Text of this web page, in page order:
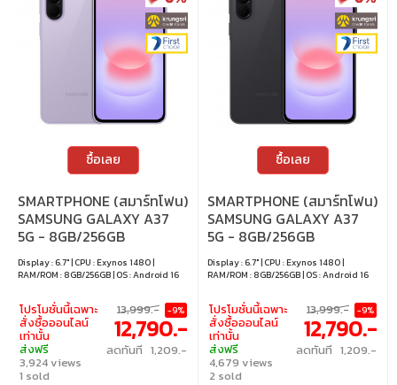
ซื้อเลย
SMARTPHONE (สมาร์ทโฟน)
SAMSUNG GALAXY A37
5G - 8GB/256GB
AWESOME LAVENDER
Display : 6.7" | CPU : Exynos 1480 |
RAM/ROM : 8GB/256GB | OS : Android 16
โปรโมชั่นนี้เฉพาะ
สั่งซื้อออนไลน์
เท่านั้น
ส่งฟรี
3,924 views
1 sold
13,999.- -9%
12,790.-
ลดทันที 1,209.-
ซื้อเลย
SMARTPHONE (สมาร์ทโฟน)
SAMSUNG GALAXY A37
5G - 8GB/256GB
AWESOME CHARCOAL
Display : 6.7" | CPU : Exynos 1480 |
RAM/ROM : 8GB/256GB | OS : Android 16
โปรโมชั่นนี้เฉพาะ
สั่งซื้อออนไลน์
เท่านั้น
ส่งฟรี
4,679 views
2 sold
13,999.- -9%
12,790.-
ลดทันที 1,209.-